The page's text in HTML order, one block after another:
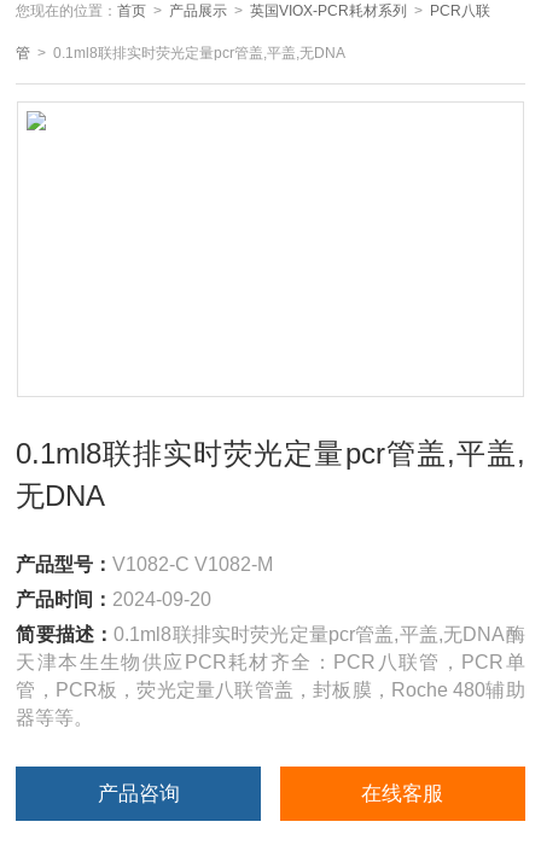
您现在的位置：首页 > 产品展示 >英国VIOX-PCR耗材系列 > PCR八联
管 > 0.1ml8联排实时荧光定量pcr管盖,平盖,无DNA
0.1ml8联排实时荧光定量pcr管盖,平盖,
无DNA
产品型号：V1082-C V1082-M
产品时间： 2024-09-20
简要描述：0.1ml8联排实时荧光定量pcr管盖,平盖,无DNA酶
天津本生生物供应PCR耗材齐全：PCR八联管，PCR单
管，PCR板，荧光定量八联管盖，封板膜，Roche 480辅助
器等等。
产品咨询 在线客服